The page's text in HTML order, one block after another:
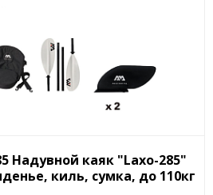
Надувной каяк "Laxo-285"
киль, сумка, до 110кг